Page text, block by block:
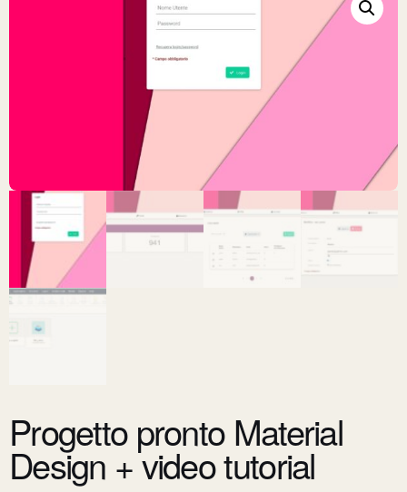
Progetto pronto Material
Design + video tutorial